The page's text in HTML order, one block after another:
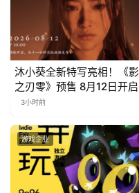
月
3
0
日
游
茶
沐小葵全新特写亮相！《影
之刃零》预售 8月12日开启
3小时前
游戏企业